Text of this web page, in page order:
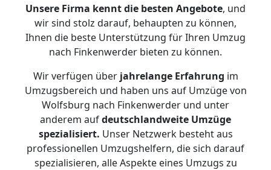
Unsere Firma kennt die besten Angebote, und
wir sind stolz darauf, behaupten zu können,
Ihnen die beste Unterstützung für Ihren Umzug
nach Finkenwerder bieten zu können.
Wir verfügen überjahrelange Erfahrung im
Umzugsbereich und haben uns auf Umzüge von
Wolfsburg nach Finkenwerder und unter
anderem aufdeutschlandweite Umzüge
spezialisiert. Unser Netzwerk besteht aus
professionellen Umzugshelfern, die sich darauf
spezialisieren, alle Aspekte eines Umzugs zu